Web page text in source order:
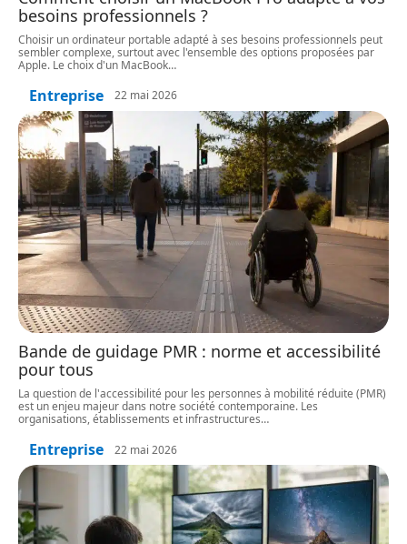
besoins professionnels ?
Choisir un ordinateur portable adapté à ses besoins professionnels peut
sembler complexe, surtout avec l'ensemble des options proposées par
Apple. Le choix d'un MacBook…
Entreprise 22 mai 2026
Bande de guidage PMR : norme et accessibilité
pour tous
La question de l'accessibilité pour les personnes à mobilité réduite (PMR)
est un enjeu majeur dans notre société contemporaine. Les
organisations, établissements et infrastructures…
Entreprise 22 mai 2026